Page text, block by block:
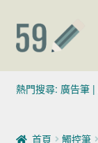
跳至導覽列
跳至主要內容
(02)7729-4140
熱門搜尋: 廣告筆|
首頁 觸控筆